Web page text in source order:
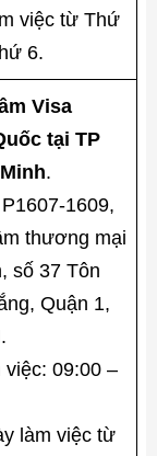
việc từ Thứ
6.
Visa
tại TP
.
1609,
thương mại
số 37 Tôn
Quận 1,
việc: 09:00 –
làm việc từ